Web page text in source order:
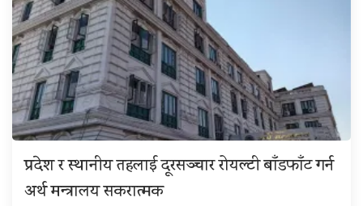
प्रदेश र स्थानीय तहलाई दूरसञ्चार रोयल्टी बाँडफाँट गर्न
अर्थ मन्त्रालय सकरात्मक